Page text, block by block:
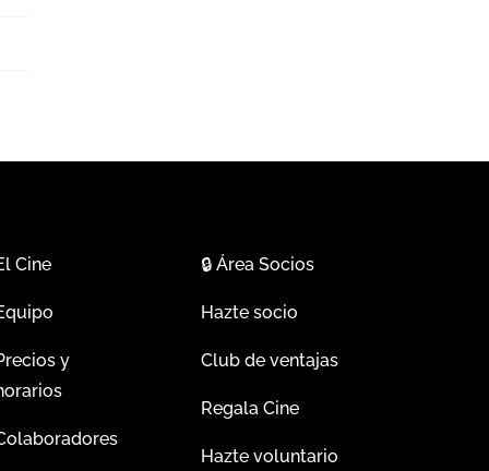
Cine
y
🔒Área Socios
Hazte socio
Club de ventajas
Regala Cine
Hazte voluntario